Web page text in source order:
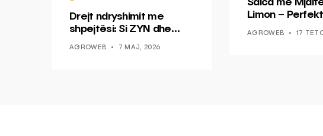
Drejt ndryshimit me
shpejtësi: Si ZYN dhe
AGROWEB 7 MAJ, 2026
Salca me
Limon –
AGROWEB 17